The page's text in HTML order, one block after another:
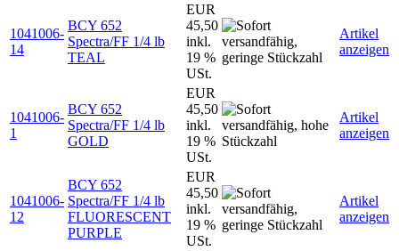
1041006-
14
BCY 652
Spectra/FF 1/4 lb
TEAL
EUR
45,50
inkl.
19 %
USt.
Artikel
anzeigen
1041006-
1
BCY 652
Spectra/FF 1/4 lb
GOLD
EUR
45,50
inkl.
19 %
USt.
Artikel
anzeigen
1041006-
12
BCY 652
Spectra/FF 1/4 lb
FLUORESCENT
PURPLE
EUR
45,50
inkl.
19 %
USt.
Artikel
anzeigen